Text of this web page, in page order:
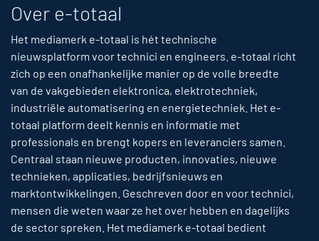
Over e-totaal
Het mediamerk e-totaal is hét technische
nieuwsplatform voor technici en engineers. e-totaal richt
zich op een onafhankelijke manier op de volle breedte
van de vakgebieden elektronica, elektrotechniek,
industriële automatisering en energietechniek. Het e-
totaal platform deelt kennis en informatie met
professionals en brengt kopers en leveranciers samen.
Centraal staan nieuwe producten, innovaties, nieuwe
technieken, applicaties, bedrijfsnieuws en
marktontwikkelingen. Geschreven door en voor technici,
mensen die weten waar ze het over hebben en dagelijks
de sector spreken. Het mediamerk e-totaal bedient